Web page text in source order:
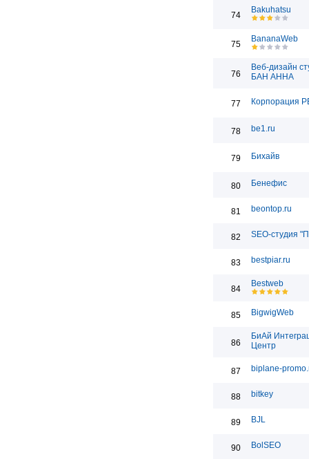
74
Bakuhatsu
75
BananaWeb
76
Веб-дизайн
БАН АННА
77 Корпорация
78 be1.ru
79 Бихайв
80 Бенефис
81 beontop.ru
82 SEO-студия
83 bestpiar.ru
84
Bestweb
85 BigwigWeb
86
БиАй
Центр
87 biplane-
88 bitkey
89 BJL
90 BolSEO